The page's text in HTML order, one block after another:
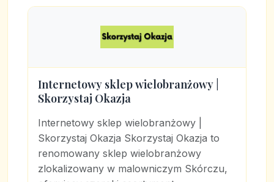
Internetowy sklep wielobranżowy |
Skorzystaj Okazja
Internetowy sklep wielobranżowy |
Skorzystaj Okazja Skorzystaj Okazja to
renomowany sklep wielobranżowy
zlokalizowany w malowniczym Skórczu,